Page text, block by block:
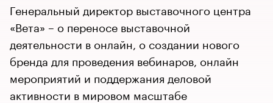
Генеральный директор выставочного центра
«Вета» – о переносе выставочной
деятельности в онлайн, о создании нового
бренда для проведения вебинаров, онлайн
мероприятий и поддержания деловой
активности в мировом масштабе